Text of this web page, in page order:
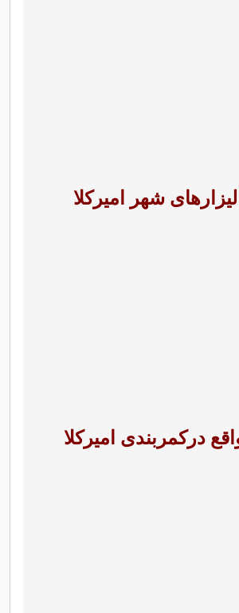
شهر امیرکلا
درکمربندی امیرکلا